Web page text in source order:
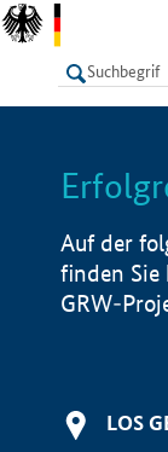
LISTE
Auf der
finden Sie
GRW-
LOS